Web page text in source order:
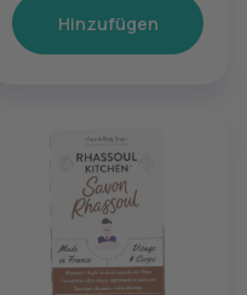
Hinzufügen